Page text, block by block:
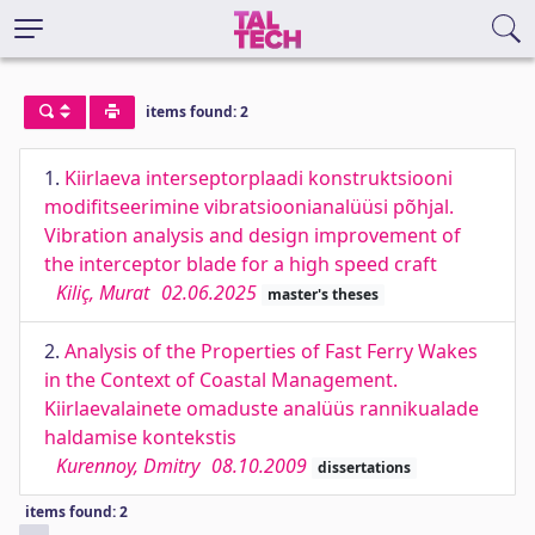
items found: 2
1. Kiirlaeva interseptorplaadi konstruktsiooni
modifitseerimine vibratsioonianalüüsi põhjal.
Vibration analysis and design improvement of
the interceptor blade for a high speed craft
Kiliç, Murat 02.06.2025 master's theses
2. Analysis of the Properties of Fast Ferry Wakes
in the Context of Coastal Management.
Kiirlaevalainete omaduste analüüs rannikualade
haldamise kontekstis
Kurennoy, Dmitry 08.10.2009 dissertations
items found: 2